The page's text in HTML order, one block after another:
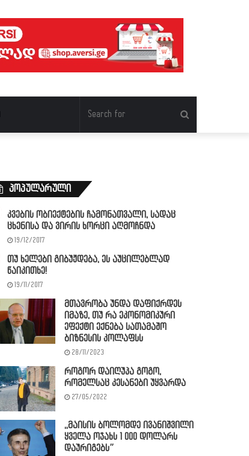
პოპულარული
კვების ობიექტების ჩამონათვალი, სადაც
ცხენისა და ვირის ხორცი აღმოჩნდა
19/12/2017
თუ ხელები გიბუჟდება, ეს აუცილებლად
წაიკითხე!
19/11/2017
მთავრობა უნდა დაფიქრდეს
იმაზე, თუ რა ეკონომიკური
ეფექტი ექნება სათამაშო
ბიზნესის კოლაფსს
28/11/2023
როგორ დაიღუპა გოგო,
რომელსაც კესანები უყვარდა
27/05/2022
,,მაისის ბოლომდე ივანიშვილი
ყველა ოჯახს 1 000 დოლარს
დაურიგებს”